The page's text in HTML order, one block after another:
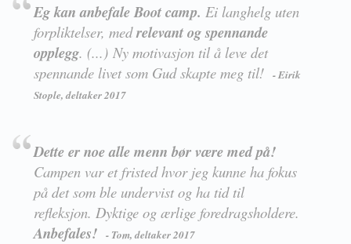
Eg kan anbefale Boot camp. Ei langhelg uten
forpliktelser, medrelevant og spennande
opplegg. (...) Ny motivasjon til å leve det
spennande livet som Gud skapte meg til!
- Eirik
Stople, deltaker 2017
Dette er noe alle menn bør være med på!
Campen var et fristed hvor jeg kunne ha fokus
på det som ble undervist og ha tid til
refleksjon. Dyktige og ærlige foredragsholdere.
Anbefales! - Tom, deltaker 2017